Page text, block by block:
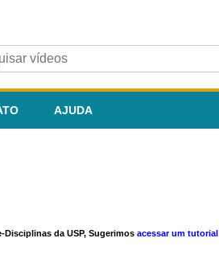
AJUDA
da USP, Sugerimos acessar um tutorial